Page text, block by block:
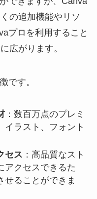
の追加機能やリソ
プロを利用すること
広がります。
です。
：数百万点のプレミ
イラスト、フォント
セス ：高品質なスト
アクセスできるた
せることができま